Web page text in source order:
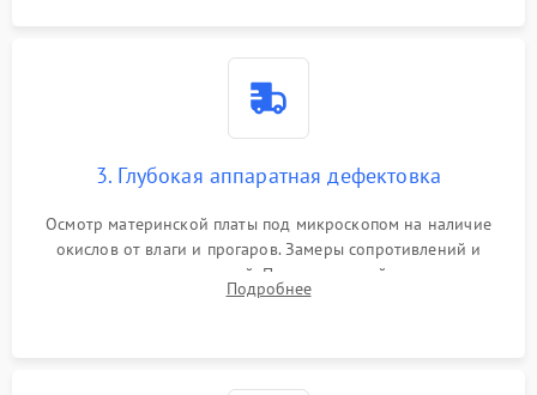
3. Глубокая аппаратная дефектовка
Осмотр материнской платы под микроскопом на наличие
окислов от влаги и прогаров. Замеры сопротивлений и
дежурных напряжений. Проверка цепей питания,
мультиконтроллера, процессора и видеочипа.
Подробнее